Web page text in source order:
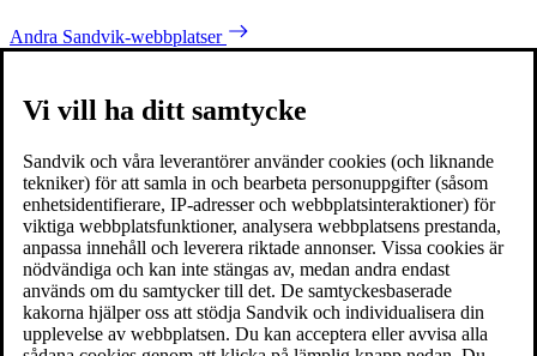
Andra Sandvik-webbplatser
Vi vill ha ditt samtycke
Sandvik och våra leverantörer använder cookies (och liknande
tekniker) för att samla in och bearbeta personuppgifter (såsom
enhetsidentifierare, IP-adresser och webbplatsinteraktioner) för
viktiga webbplatsfunktioner, analysera webbplatsens prestanda,
anpassa innehåll och leverera riktade annonser. Vissa cookies är
nödvändiga och kan inte stängas av, medan andra endast
används om du samtycker till det. De samtyckesbaserade
kakorna hjälper oss att stödja Sandvik och individualisera din
upplevelse av webbplatsen. Du kan acceptera eller avvisa alla